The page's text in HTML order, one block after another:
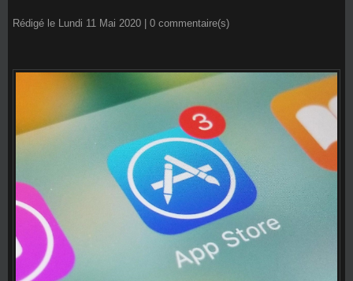
Rédigé le Lundi 11 Mai 2020 | 0 commentaire(s)